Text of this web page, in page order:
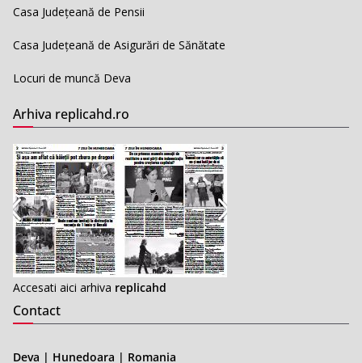
Casa Județeană de Pensii
Casa Județeană de Asigurări de Sănătate
Locuri de muncă Deva
Arhiva replicahd.ro
Accesati aici arhiva replicahd
Contact
Deva | Hunedoara | Romania